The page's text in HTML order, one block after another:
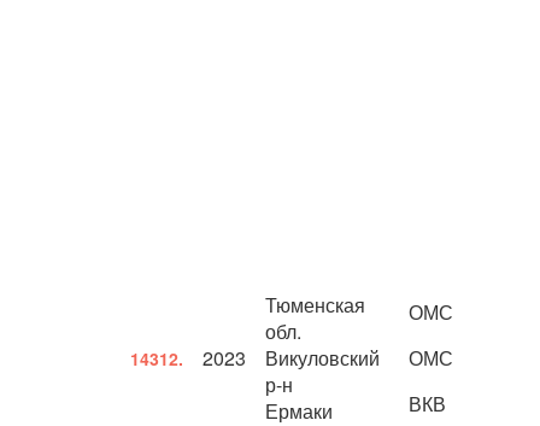
14312. 2023
Тюменская
обл.
Викуловский
р-н
Ермаки
ОМС
ОМС
ВКВ